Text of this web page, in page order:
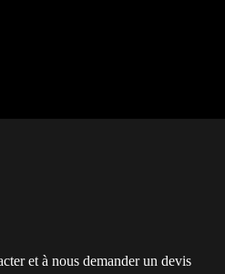
et à nous demander un devis